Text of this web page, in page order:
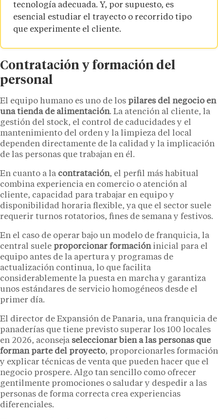
tecnología adecuada. Y, por supuesto, es
esencial estudiar el trayecto o recorrido tipo
que experimente el cliente.
Contratación y formación del
personal
El equipo humano es uno de los pilares del negocio en
una tienda de alimentación. La atención al cliente, la
gestión del stock, el control de caducidades y el
mantenimiento del orden y la limpieza del local
dependen directamente de la calidad y la implicación
de las personas que trabajan en él.
En cuanto a la contratación, el perfil más habitual
combina experiencia en comercio o atención al
cliente, capacidad para trabajar en equipo y
disponibilidad horaria flexible, ya que el sector suele
requerir turnos rotatorios, fines de semana y festivos.
En el caso de operar bajo un modelo de franquicia, la
central suele proporcionar formacióninicial para el
equipo antes de la apertura y programas de
actualización continua, lo que facilita
considerablemente la puesta en marcha y garantiza
unos estándares de servicio homogéneos desde el
primer día.
El director de Expansión de Panaria, una franquicia de
panaderías que tiene previsto superar los 100 locales
en 2026, aconseja seleccionar bien a las personas que
forman parte del proyecto, proporcionarles formación
y explicar técnicas de venta que pueden hacer que el
negocio prospere. Algo tan sencillo como ofrecer
gentilmente promociones o saludar y despedir a las
personas de forma correcta crea experiencias
diferenciales.